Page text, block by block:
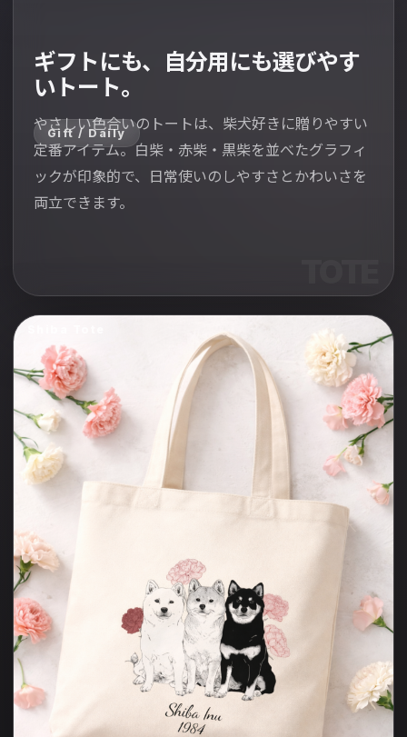
Gift / Daily
ギフトにも、自分用にも選びやす
いトート。
やさしい色合いのトートは、柴犬好きに贈りやすい
定番アイテム。白柴・赤柴・黒柴を並べたグラフィ
ックが印象的で、日常使いのしやすさとかわいさを
両立できます。